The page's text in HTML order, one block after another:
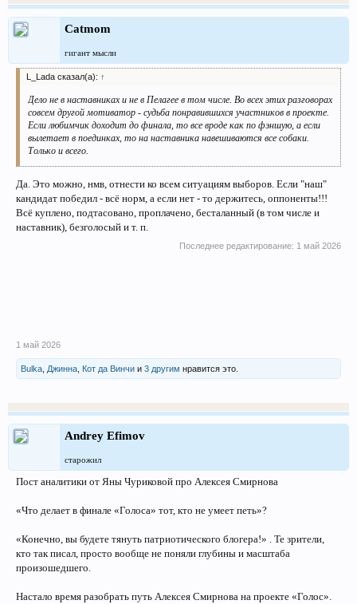
Catmom
гигант мысли
L_Lada сказал(а): ↑
Дело не в наставниках и не в Пелагее в том числе. Во всех этих разговорах
совсем другой мотиватор - судьба понравившихся участников в проекте.
Если любимчик доходит до финала, то все вроде как по фэншую, а если
вылетает в поединках, то на наставника навешиваются все собаки.
Только и всего.
Да. Это можно, нмв, отнести ко всем ситуациям выборов. Если "наш"
кандидат победил - всё норм, а если нет - то держитесь, оппоненты!!!
Всё куплено, подтасовано, проплачено, бесталанный (в том числе и
наставник), безголосый и т. п.
Последнее редактирование: 1 май 2026
1 май 2026
Bulka Джинна Кот да Винчи и 3 другим нравится это.
Andrey Efimov
старожил
Пост аналитики от Яны Чуриковой про Алексея Смирнова
«Что делает в финале «Голоса» тот, кто не умеет петь»?
«Конечно, вы будете тянуть патриотического блогера!» . Те зрители,
кто так писал, просто вообще не поняли глубины и масштаба
произошедшего.
Настало время разобрать путь Алексея Смирнова на проекте «Голос».